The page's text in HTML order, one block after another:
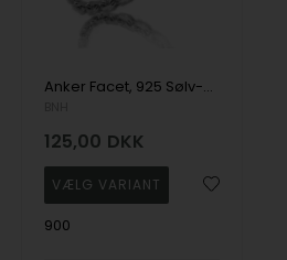
Anker Facet, 925 Sølv-armbånd og halskæder
125,00 DKK
900